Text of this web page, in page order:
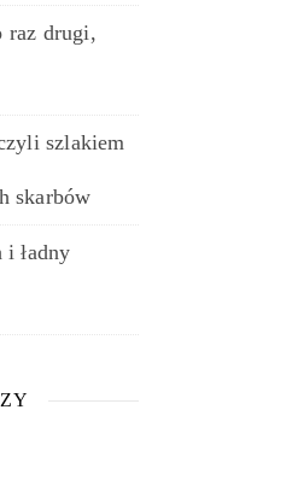
raz drugi,
szlakiem
skarbów
i ładny